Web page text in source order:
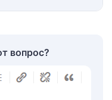
вопрос?